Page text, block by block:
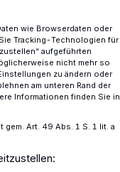
wie Browserdaten oder
Tracking-Technologien für
aufgeführten
nicht mehr so
zu ändern oder
am unteren Rand der
Informationen finden Sie in
Art. 49 Abs. 1 S. 1 lit. a